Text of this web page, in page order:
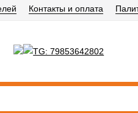
Контакты и оплата